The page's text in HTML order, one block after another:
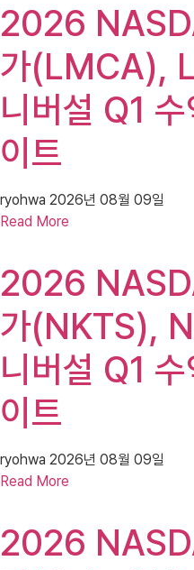
2026
가(LMCA),
니버설 Q1
이트
ryohwa 2026년 08월 09일
Read More
2026
가(NKTS),
니버설 Q1
이트
ryohwa 2026년 08월 09일
Read More
2026